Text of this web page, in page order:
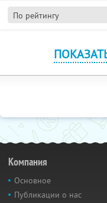
По рейтингу
Компания
Основное
Публикации о нас